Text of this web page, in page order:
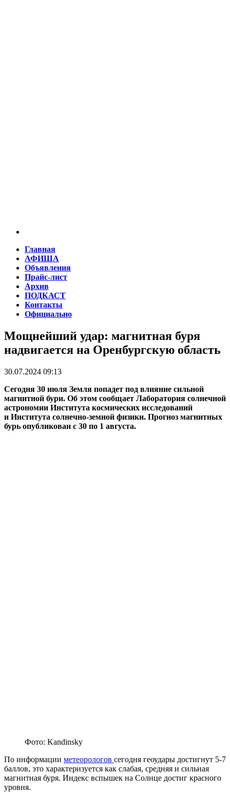
Главная
АФИША
Объявления
Прайс-лист
Архив
ПОДКАСТ
Контакты
Официально
Мощнейший удар: магнитная буря
надвигается на Оренбургскую область
30.07.2024 09:13
Сегодня 30 июля Земля попадет под влияние сильной
магнитной бури. Об этом сообщает Лаборатория солнечной
астрономии Института космических исследований
и Института солнечно-земной физики. Прогноз магнитных
бурь опубликован с 30 по 1 августа.
Фото: Kandinsky
По информации метеорологов сегодня геоудары достигнут 5-7
баллов, это характеризуется как слабая, средняя и сильная
магнитная буря. Индекс вспышек на Солнце достиг красного
уровня.